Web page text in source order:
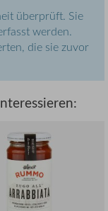
überprüft. Sie
werden.
die sie zuvor